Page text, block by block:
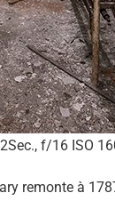
f/16 ISO
remonte à